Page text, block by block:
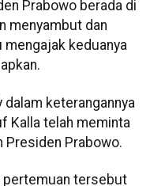
Prabowo berada di
menyambut dan
mengajak keduanya
keterangannya
Kalla telah meminta
Presiden Prabowo.
pertemuan tersebut